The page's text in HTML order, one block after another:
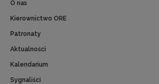
O nas
Kierownictwo ORE
Patronaty
Aktualności
Kalendarium
Sygnaliści